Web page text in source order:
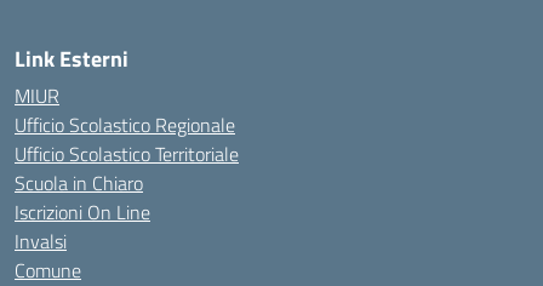
Link Esterni
MIUR
Ufficio Scolastico Regionale
Ufficio Scolastico Territoriale
Scuola in Chiaro
Iscrizioni On Line
Invalsi
Comune